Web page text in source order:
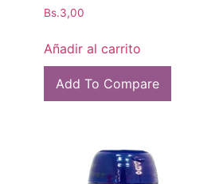
Bs.3,00
Añadir al carrito
Add To Compare